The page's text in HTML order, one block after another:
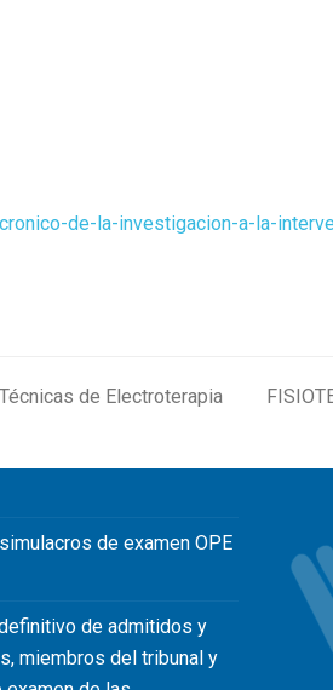
de-la-investigacion-a-la-
de Electroterapia
de examen OPE
de admitidos y
miembros del tribunal y